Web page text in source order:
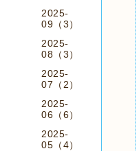
2025-
09（3）
2025-
08（3）
2025-
07（2）
2025-
06（6）
2025-
05（4）